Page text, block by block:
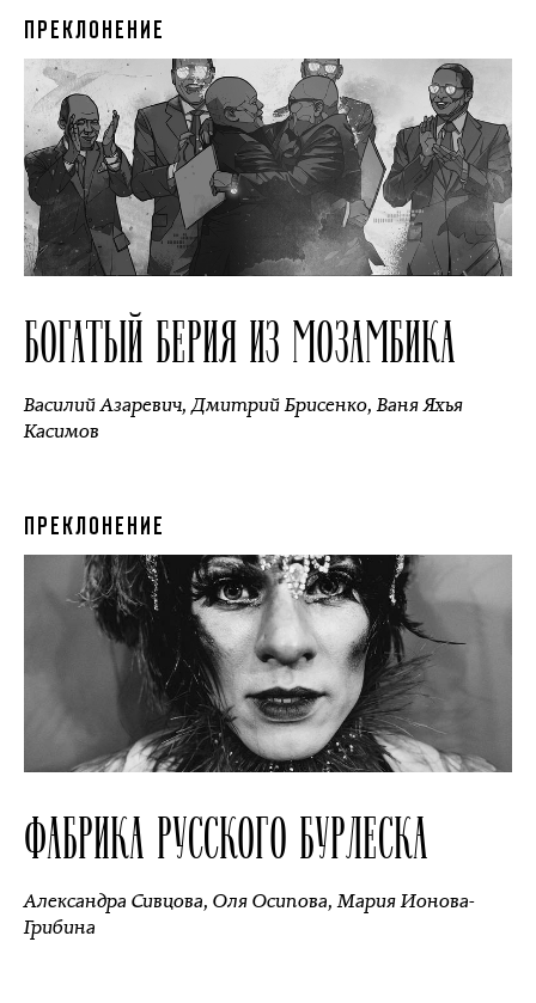
ПРЕКЛОНЕНИЕ
БОГАТЫЙ БЕРИЯ ИЗ МОЗАМБИКА
Василий Азаревич,Дмитрий Брисенко,Ваня Яхья
Касимов
ПРЕКЛОНЕНИЕ
ФАБРИКА РУССКОГО БУРЛЕСКА
Александра Сивцова, Оля Осипова,Мария Ионова-
Грибина